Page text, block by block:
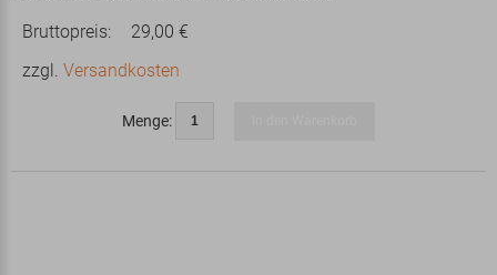
Bruttopreis:
29,00 €
zzgl. Versandkosten
Menge: